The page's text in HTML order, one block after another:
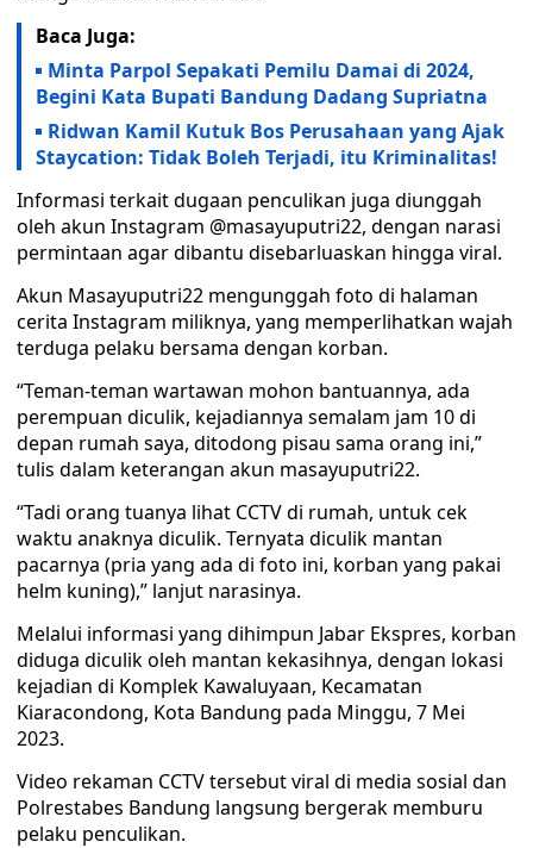
Baca Juga:
Minta Parpol Sepakati Pemilu Damai di 2024,
Begini Kata Bupati Bandung Dadang Supriatna
Ridwan Kamil Kutuk Bos Perusahaan yang Ajak
Staycation: Tidak Boleh Terjadi, itu Kriminalitas!
Informasi terkait dugaan penculikan juga diunggah
oleh akun Instagram @masayuputri22, dengan narasi
permintaan agar dibantu disebarluaskan hingga viral.
Akun Masayuputri22 mengunggah foto di halaman
cerita Instagram miliknya, yang memperlihatkan wajah
terduga pelaku bersama dengan korban.
“Teman-teman wartawan mohon bantuannya, ada
perempuan diculik, kejadiannya semalam jam 10 di
depan rumah saya, ditodong pisau sama orang ini,”
tulis dalam keterangan akun masayuputri22.
“Tadi orang tuanya lihat CCTV di rumah, untuk cek
waktu anaknya diculik. Ternyata diculik mantan
pacarnya (pria yang ada di foto ini, korban yang pakai
helm kuning),” lanjut narasinya.
Melalui informasi yang dihimpun Jabar Ekspres, korban
diduga diculik oleh mantan kekasihnya, dengan lokasi
kejadian di Komplek Kawaluyaan, Kecamatan
Kiaracondong, Kota Bandung pada Minggu, 7 Mei
2023.
Video rekaman CCTV tersebut viral di media sosial dan
Polrestabes Bandung langsung bergerak memburu
pelaku penculikan.